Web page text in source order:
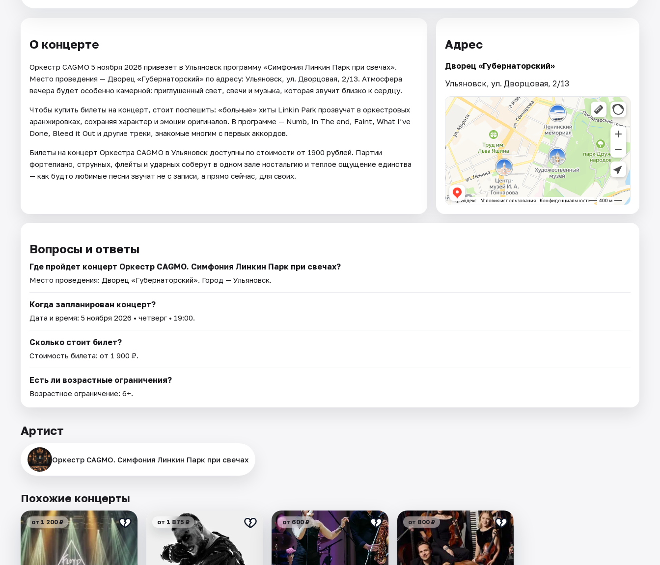
О концерте
Оркестр CAGMO 5 ноября 2026 привезет в Ульяновск программу «Симфония Линкин Парк при свечах».
Место проведения — Дворец «Губернаторский» по адресу: Ульяновск, ул. Дворцовая, 2/13. Атмосфера
вечера будет особенно камерной: приглушенный свет, свечи и музыка, которая звучит близко к сердцу.
Чтобы купить билеты на концерт, стоит поспешить: «больные» хиты Linkin Park прозвучат в оркестровых
аранжировках, сохраняя характер и эмоции оригиналов. В программе — Numb, In The end, Faint, What I’ve
Done, Bleed it Out и другие треки, знакомые многим с первых аккордов.
Билеты на концерт Оркестра CAGMO в Ульяновск доступны по стоимости от 1900 рублей. Партии
фортепиано, струнных, флейты и ударных соберут в одном зале ностальгию и теплое ощущение единства
— как будто любимые песни звучат не с записи, а прямо сейчас, для своих.
Адрес
Дворец «Губернаторский»
Ульяновск, ул. Дворцовая, 2/13
Вопросы и ответы
Где пройдет концерт Оркестр CAGMO. Симфония Линкин Парк при свечах?
Место проведения: Дворец «Губернаторский». Город — Ульяновск.
Когда запланирован концерт?
Дата и время: 5 ноября 2026 • четверг • 19:00.
Сколько стоит билет?
Стоимость билета: от 1 900 ₽.
Есть ли возрастные ограничения?
Возрастное ограничение: 6+.
Артист
Оркестр CAGMO. Симфония Линкин Парк при свечах
Похожие концерты
от 1 200 ₽ от 1 875 ₽ от 600 ₽ от 800 ₽